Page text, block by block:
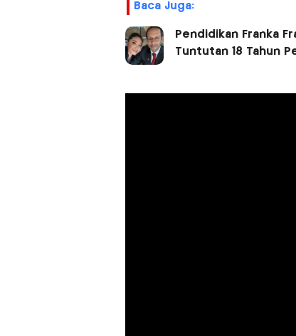
Baca Juga:
Pendidikan Franka
Tuntutan 18 Tahun